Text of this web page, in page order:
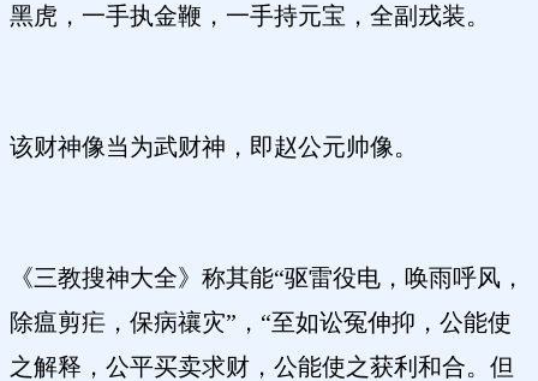
黑虎，一手执金鞭，一手持元宝，全副戎装。
该财神像当为武财神，即赵公元帅像。
《三教搜神大全》称其能“驱雷役电，唤雨呼风，
除瘟剪疟，保病禳灾”，“至如讼冤伸抑，公能使
之解释，公平买卖求财，公能使之获利和合。但